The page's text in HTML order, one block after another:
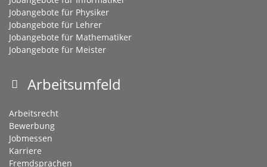
Jobangebote für Physiker
Jobangebote für Lehrer
Jobangebote für Mathematiker
Jobangebote für Meister
Arbeitsumfeld
Arbeitsrecht
Bewerbung
Jobmessen
Karriere
Fremdsprachen